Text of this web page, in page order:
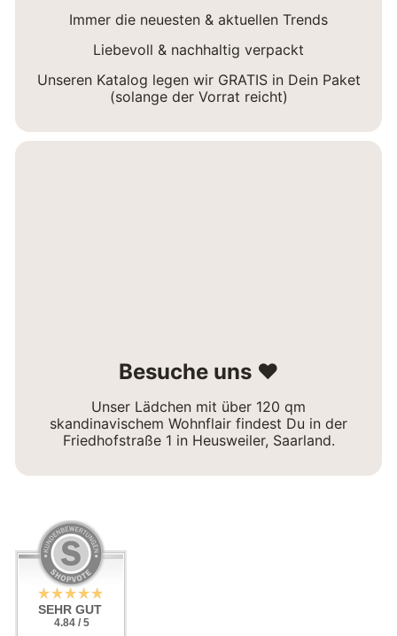
Immer die neuesten & aktuellen Trends
Liebevoll & nachhaltig verpackt
Unseren Katalog legen wir GRATIS in Dein Paket
(solange der Vorrat reicht)
Besuche uns ❤
Unser Lädchen mit über 120 qm
skandinavischem Wohnflair findest Du in der
Friedhofstraße 1 in Heusweiler, Saarland.
SEHR GUT
4.84 / 5
SEHR GUT
4.84 / 5